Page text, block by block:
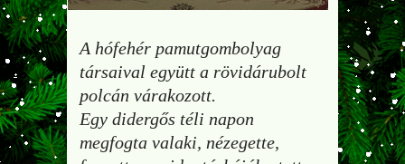
A hófehér pamutgombolyag
társaival együtt a rövidárubolt
polcán várakozott.
Egy didergős téli napon
megfogta valaki, nézegette,